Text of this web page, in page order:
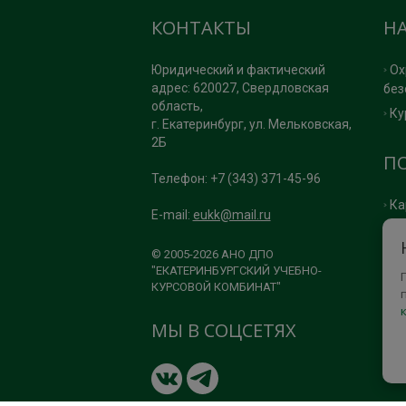
КОНТАКТЫ
Юридический и фактический
адрес: 620027, Свердловская
область,
г. Екатеринбург, ул. Мельковская,
2Б
Телефон: +7 (343) 371-45-96
E-mail: eukk@mail.ru
© 2005-2026 АНО ДПО
"ЕКАТЕРИНБУРГСКИЙ УЧЕБНО-
КУРСОВОЙ КОМБИНАТ"
МЫ В СОЦСЕТЯХ